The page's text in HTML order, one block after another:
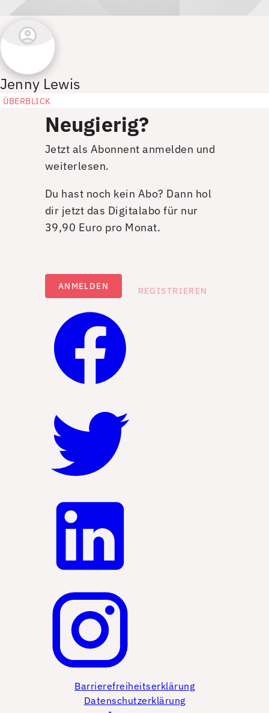
Jenny Lewis
ÜBERBLICK
Neugierig?
Jetzt als Abonnent anmelden und
weiterlesen.
Du hast noch kein Abo? Dann hol
dir jetzt das Digitalabo für nur
39,90 Euro pro Monat.
ANMELDEN REGISTRIEREN
Barrierefreiheitserklärung
Datenschutzerklärung